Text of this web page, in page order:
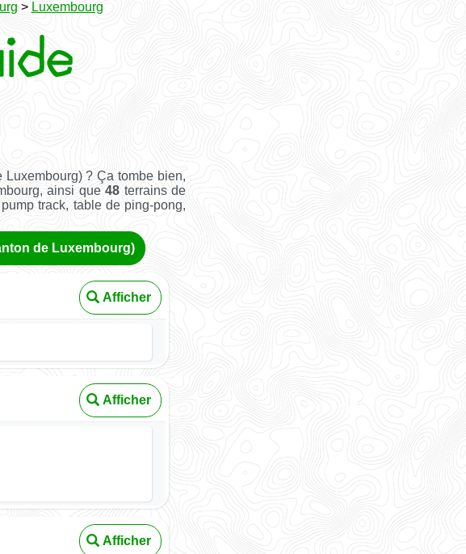
> Luxembourg
? Ça tombe bien,
ainsi que 48 terrains de
track, table de ping-pong,
de Luxembourg)
Afficher
Afficher
Afficher